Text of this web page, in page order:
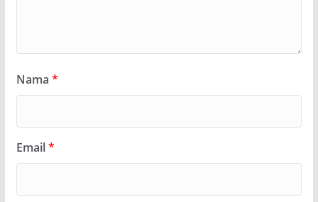
Nama *
Email*